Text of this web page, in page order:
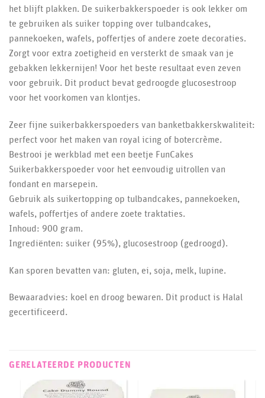
het blijft plakken. De suikerbakkerspoeder is ook lekker om
te gebruiken als suiker topping over tulbandcakes,
pannekoeken, wafels, poffertjes of andere zoete decoraties.
Zorgt voor extra zoetigheid en versterkt de smaak van je
gebakken lekkernijen! Voor het beste resultaat even zeven
voor gebruik. Dit product bevat gedroogde glucosestroop
voor het voorkomen van klontjes.
Zeer fijne suikerbakkerspoeders van banketbakkerskwaliteit:
perfect voor het maken van royal icing of botercrème.
Bestrooi je werkblad met een beetje FunCakes
Suikerbakkerspoeder voor het eenvoudig uitrollen van
fondant en marsepein.
Gebruik als suikertopping op tulbandcakes, pannekoeken,
wafels, poffertjes of andere zoete traktaties.
Inhoud: 900 gram.
Ingrediënten: suiker (95%), glucosestroop (gedroogd).
Kan sporen bevatten van: gluten, ei, soja, melk, lupine.
Bewaaradvies: koel en droog bewaren. Dit product is Halal
gecertificeerd.
GERELATEERDE PRODUCTEN